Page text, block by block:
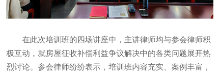
在此次培训班的四场讲座中，主讲律师均与参会律师积
极互动，就房屋征收补偿利益争议解决中的各类问题展开热
烈讨论。参会律师纷纷表示，培训班内容充实、案例丰富，